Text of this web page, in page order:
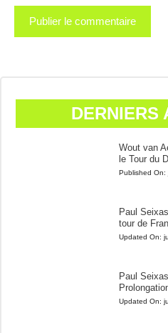
DERNIERS
Wout van
le Tour du
Published On:
Paul
tour de
Updated On:
Paul
Updated On: